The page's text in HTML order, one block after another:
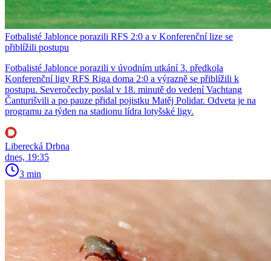
Fotbalisté Jablonce porazili RFS 2:0 a v Konferenční lize se
přiblížili postupu
Fotbalisté Jablonce porazili v úvodním utkání 3. předkola
Konferenční ligy RFS Riga doma 2:0 a výrazně se přiblížili k
postupu. Severočechy poslal v 18. minutě do vedení Vachtang
Čanturišvili a po pauze přidal pojistku Matěj Polidar. Odveta je na
programu za týden na stadionu lídra lotyšské ligy.
Liberecká Drbna
dnes, 19:35
3 min